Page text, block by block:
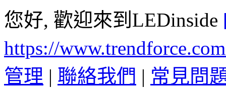
您好, 歡迎來到LEDinside
https://
管理 | 聯絡我們 | 常見問